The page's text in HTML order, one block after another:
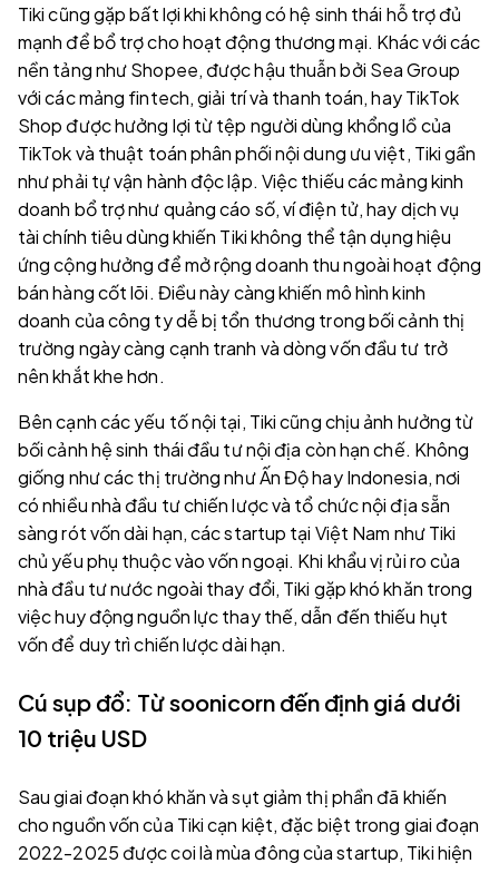
Tiki cũng gặp bất lợi khi không có hệ sinh thái hỗ trợ đủ
mạnh để bổ trợ cho hoạt động thương mại. Khác với các
nền tảng như Shopee, được hậu thuẫn bởi Sea Group
với các mảng fintech, giải trí và thanh toán, hay TikTok
Shop được hưởng lợi từ tệp người dùng khổng lồ của
TikTok và thuật toán phân phối nội dung ưu việt, Tiki gần
như phải tự vận hành độc lập. Việc thiếu các mảng kinh
doanh bổ trợ như quảng cáo số, ví điện tử, hay dịch vụ
tài chính tiêu dùng khiến Tiki không thể tận dụng hiệu
ứng cộng hưởng để mở rộng doanh thu ngoài hoạt động
bán hàng cốt lõi. Điều này càng khiến mô hình kinh
doanh của công ty dễ bị tổn thương trong bối cảnh thị
trường ngày càng cạnh tranh và dòng vốn đầu tư trở
nên khắt khe hơn.
Bên cạnh các yếu tố nội tại, Tiki cũng chịu ảnh hưởng từ
bối cảnh hệ sinh thái đầu tư nội địa còn hạn chế. Không
giống như các thị trường như Ấn Độ hay Indonesia, nơi
có nhiều nhà đầu tư chiến lược và tổ chức nội địa sẵn
sàng rót vốn dài hạn, các startup tại Việt Nam như Tiki
chủ yếu phụ thuộc vào vốn ngoại. Khi khẩu vị rủi ro của
nhà đầu tư nước ngoài thay đổi, Tiki gặp khó khăn trong
việc huy động nguồn lực thay thế, dẫn đến thiếu hụt
vốn để duy trì chiến lược dài hạn.
Cú sụp đổ: Từ soonicorn đến định giá dưới
10 triệu USD
Sau giai đoạn khó khăn và sụt giảm thị phần đã khiến
cho nguồn vốn của Tiki cạn kiệt, đặc biệt trong giai đoạn
2022-2025 được coi là mùa đông của startup, Tiki hiện